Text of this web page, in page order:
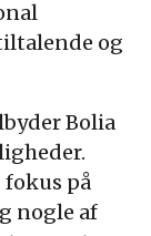
og
Bolia
fokus på
nogle af